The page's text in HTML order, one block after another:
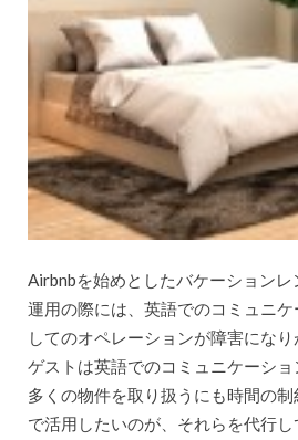
Airbnbを始めとしたバケーション
運用の際には、英語でのコミュニ
してのオペレーションが障害にな
ゲストは英語でのコミュニケーショ
多くの物件を取り扱うにも時間の
で活用したいのが、それらを代行